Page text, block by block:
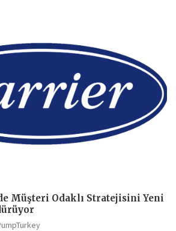
Müşteri Odaklı Stratejisini Yeni